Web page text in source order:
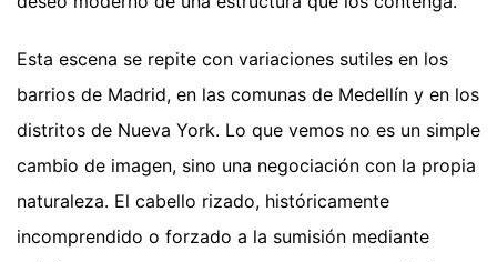
Esta escena se repite con variaciones sutiles en los
barrios de Madrid, en las comunas de Medellín y en los
distritos de Nueva York. Lo que vemos no es un simple
cambio de imagen, sino una negociación con la propia
naturaleza. El cabello rizado, históricamente
incomprendido o forzado a la sumisión mediante